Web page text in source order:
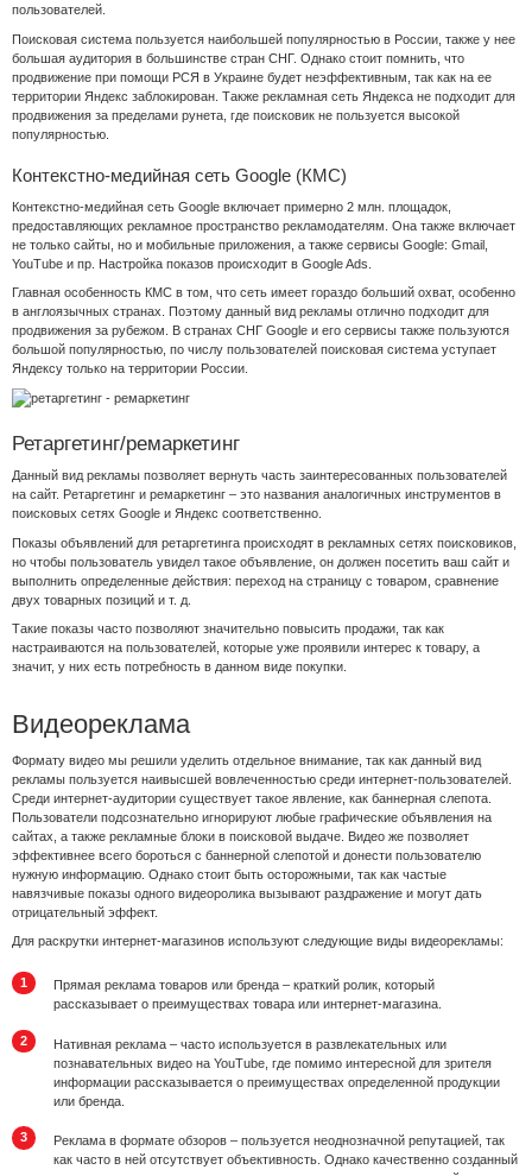
пользователей.
Поисковая система пользуется наибольшей популярностью в России, также у нее
большая аудитория в большинстве стран СНГ. Однако стоит помнить, что
продвижение при помощи РСЯ в Украине будет неэффективным, так как на ее
территории Яндекс заблокирован. Также рекламная сеть Яндекса не подходит для
продвижения за пределами рунета, где поисковик не пользуется высокой
популярностью.
Контекстно-медийная сеть Google (КМС)
Контекстно-медийная сеть Google включает примерно 2 млн. площадок,
предоставляющих рекламное пространство рекламодателям. Она также включает
не только сайты, но и мобильные приложения, а также сервисы Google: Gmail,
YouTube и пр. Настройка показов происходит в Google Ads.
Главная особенность КМС в том, что сеть имеет гораздо больший охват, особенно
в англоязычных странах. Поэтому данный вид рекламы отлично подходит для
продвижения за рубежом. В странах СНГ Google и его сервисы также пользуются
большой популярностью, по числу пользователей поисковая система уступает
Яндексу только на территории России.
Ретаргетинг/ремаркетинг
Данный вид рекламы позволяет вернуть часть заинтересованных пользователей
на сайт. Ретаргетинг и ремаркетинг – это названия аналогичных инструментов в
поисковых сетях Google и Яндекс соответственно.
Показы объявлений для ретаргетинга происходят в рекламных сетях поисковиков,
но чтобы пользователь увидел такое объявление, он должен посетить ваш сайт и
выполнить определенные действия: переход на страницу с товаром, сравнение
двух товарных позиций и т. д.
Такие показы часто позволяют значительно повысить продажи, так как
настраиваются на пользователей, которые уже проявили интерес к товару, а
значит, у них есть потребность в данном виде покупки.
Видеореклама
Формату видео мы решили уделить отдельное внимание, так как данный вид
рекламы пользуется наивысшей вовлеченностью среди интернет-пользователей.
Среди интернет-аудитории существует такое явление, как баннерная слепота.
Пользователи подсознательно игнорируют любые графические объявления на
сайтах, а также рекламные блоки в поисковой выдаче. Видео же позволяет
эффективнее всего бороться с баннерной слепотой и донести пользователю
нужную информацию. Однако стоит быть осторожными, так как частые
навязчивые показы одного видеоролика вызывают раздражение и могут дать
отрицательный эффект.
Для раскрутки интернет-магазинов используют следующие виды видеорекламы:
Прямая реклама товаров или бренда – краткий ролик, который
рассказывает о преимуществах товара или интернет-магазина.
Нативная реклама – часто используется в развлекательных или
познавательных видео на YouTube, где помимо интересной для зрителя
информации рассказывается о преимуществах определенной продукции
или бренда.
Реклама в формате обзоров – пользуется неоднозначной репутацией, так
как часто в ней отсутствует объективность. Однако качественно созданный